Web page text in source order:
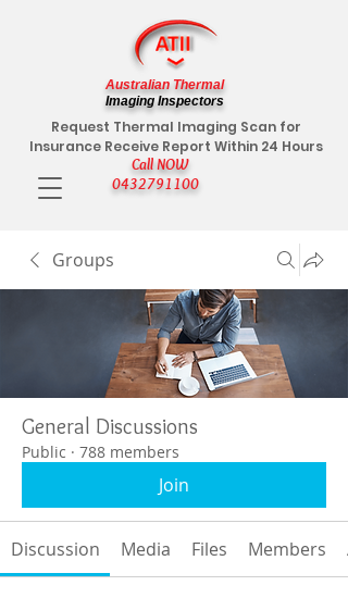
Call NOW
0432791100
Request Thermal Imaging Scan for
Insurance Receive Report Within 24 Hours
Australian Thermal
Imaging Inspectors
Groups
General Discussions
Public · 788 members
Join
Discussion Media Files Members